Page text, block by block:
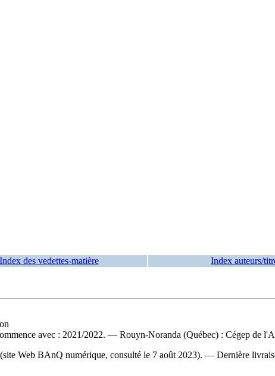
Index des vedettes-matière Index auteurs/
avec : 2021/2022. — Rouyn-Noranda (Québec) : Cégep de
Web BAnQ numérique, consulté le 7 août 2023). — Dernière